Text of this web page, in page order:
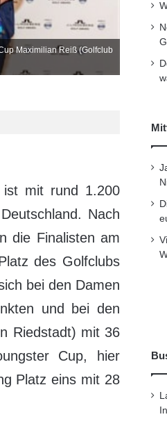
Maximilian Reiß (Golfclub
ist mit rund 1.200
Nach
die Finalisten am
des Golfclubs
bei den Damen
und bei den
Riedstadt) mit 36
Cup, hier
Platz eins mit 28